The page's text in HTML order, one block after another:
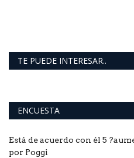
TE PUEDE INTERESAR..
ENCUESTA
Está de acuerdo con él 5
por Poggi